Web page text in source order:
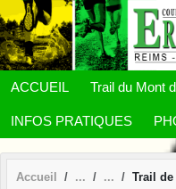
ACCUEIL Trail du Mont
INFOS PRATIQUES
Accueil Trail
Panneau de gestion des